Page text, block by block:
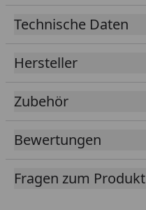
W), UVC-Klärer (24 W),
geliefert.
Technische Daten
Hersteller
Zubehör
Bewertungen
Fragen zum Produkt